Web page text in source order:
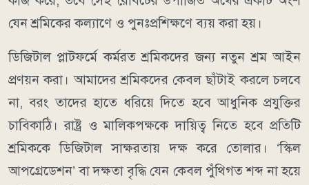
যেন শ্রমিকের কল্যাণে ও পুনঃপ্রশিক্ষণে ব্যয় করা হয়।
ডিজিটাল প্লাটফর্মে কর্মরত শ্রমিকদের জন্য নতুন শ্রম আইন
প্রণয়ন করা। আমাদের শ্রমিকদের কেবল ছাঁটাই করলে চলবে
না, বরং তাদের হাতে ধরিয়ে দিতে হবে আধুনিক প্রযুক্তির
চাবিকাঠি। রাষ্ট্র ও মালিকপক্ষকে দায়িত্ব নিতে হবে প্রতিটি
শ্রমিককে ডিজিটাল সাক্ষরতায় দক্ষ করে তোলার। ‘স্কিল
আপগ্রেডেশন’ বা দক্ষতা বৃদ্ধি যেন কেবল পুঁথিগত শব্দ না হয়ে